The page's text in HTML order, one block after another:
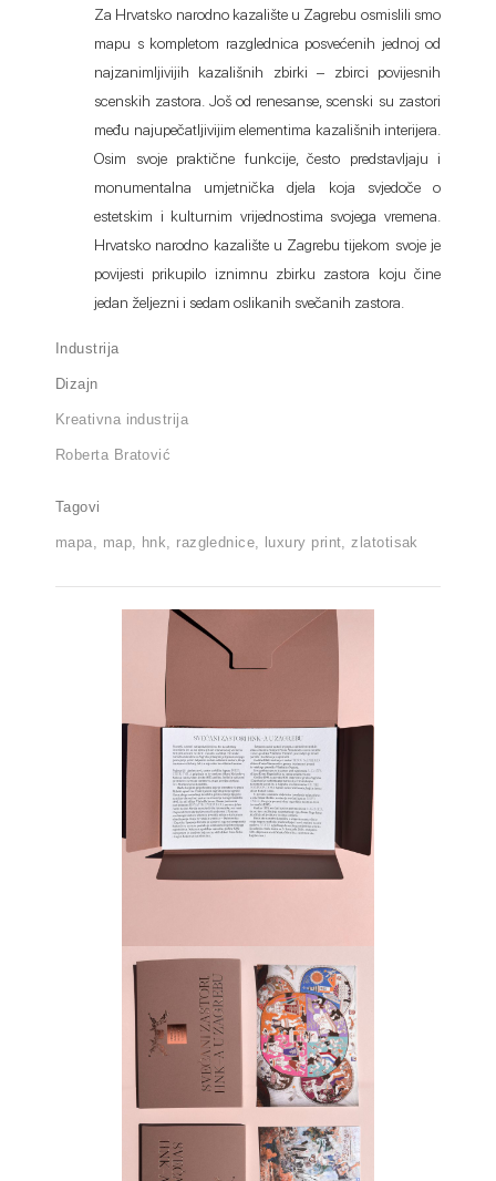
Za Hrvatsko narodno kazalište u Zagrebu osmislili smo
mapu s kompletom razglednica posvećenih jednoj od
najzanimljivijih kazališnih zbirki – zbirci povijesnih
scenskih zastora. Još od renesanse, scenski su zastori
među najupečatljivijim elementima kazališnih interijera.
Osim svoje praktične funkcije, često predstavljaju i
monumentalna umjetnička djela koja svjedoče o
estetskim i kulturnim vrijednostima svojega vremena.
Hrvatsko narodno kazalište u Zagrebu tijekom svoje je
povijesti prikupilo iznimnu zbirku zastora koju čine
jedan željezni i sedam oslikanih svečanih zastora.
Industrija
Dizajn
Kreativna industrija
Roberta Bratović
Tagovi
mapa, map, hnk, razglednice, luxury print, zlatotisak